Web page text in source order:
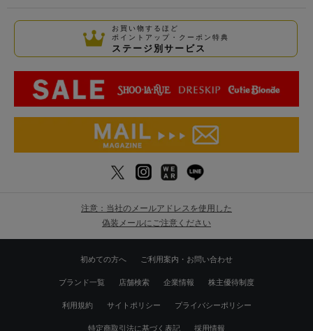
お買い物するほど
ポイントアップ・クーポン特典
ステージ別サービス
注意：当社のメールアドレスを使用した
偽装メールにご注意ください
初めての方へ ご利用案内・お問い合わせ
ブランド一覧 店舗検索 企業情報 株主優待制度
利用規約 サイトポリシー プライバシーポリシー
特定商取引法に基づく表記 採用情報